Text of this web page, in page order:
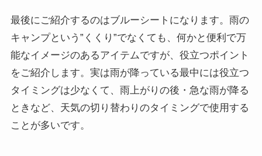
最後にご紹介するのはブルーシートになります。雨の
キャンプという”くくり”でなくても、何かと便利で万
能なイメージのあるアイテムですが、役立つポイント
をご紹介します。実は雨が降っている最中には役立つ
タイミングは少なくて、雨上がりの後・急な雨が降る
ときなど、天気の切り替わりのタイミングで使用する
ことが多いです。